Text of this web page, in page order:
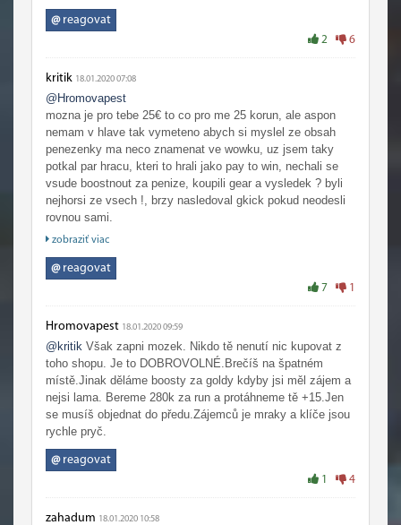
@reagovat
2 6
kritik 18.01.2020 07:08
@Hromovapest
mozna je pro tebe 25€ to co pro me 25 korun, ale aspon
nemam v hlave tak vymeteno abych si myslel ze obsah
penezenky ma neco znamenat ve wowku, uz jsem taky
potkal par hracu, kteri to hrali jako pay to win, nechali se
vsude boostnout za penize, koupili gear a vysledek ? byli
nejhorsi ze vsech !, brzy nasledoval gkick pokud neodesli
rovnou sami.
nepomuze tak si to pak kompenzuj store mountama kdyz ti
udela dobre, ale s kapitalismem to nema nic spolecnyho.
zobraziť viac
@reagovat
7 1
Hromovapest 18.01.2020 09:59
@kritik Však zapni mozek. Nikdo tě nenutí nic kupovat z
toho shopu. Je to DOBROVOLNÉ.Brečíš na špatném
místě.Jinak děláme boosty za goldy kdyby jsi měl zájem a
nejsi lama. Bereme 280k za run a protáhneme tě +15.Jen
se musíš objednat do předu.Zájemců je mraky a klíče jsou
rychle pryč.
@reagovat
1 4
zahadum 18.01.2020 10:58